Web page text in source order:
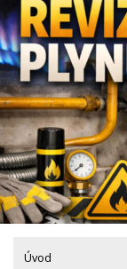
Skip
to
content
Úvod